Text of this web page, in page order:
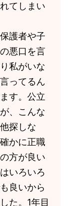
てしまい
護者や子
悪口を言
私がいな
ってるん
す。公立
、こんな
探しな
かに正職
方が良い
いろいろ
良いから
た。1年目